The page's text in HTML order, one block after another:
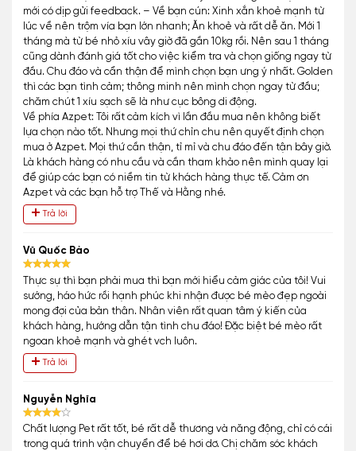
mới có dịp gửi feedback. – Về bạn cún: Xinh xắn khoẻ mạnh từ
lúc về nên trộm vía bạn lớn nhanh; Ăn khoẻ và rất dễ ăn. Mới 1
tháng mà từ bé nhỏ xíu vây giờ đã gần 10kg rồi. Nên sau 1 tháng
cũng dành đánh giá tốt cho việc kiểm tra và chọn giống ngay từ
đầu. Chu đáo và cẩn thận để mình chọn bạn ưng ý nhất. Golden
thì các bạn tình cảm; thông minh nên mình chọn ngay từ đầu;
chăm chút 1 xíu sạch sẽ là như cục bông di động.
Về phía Azpet: Tôi rất cảm kích vì lần đầu mua nên không biết
lựa chọn nào tốt. Nhưng mọi thứ chỉn chu nên quyết định chọn
mua ở Azpet. Mọi thứ cần thận, tỉ mỉ và chu đáo đến tận bây giờ.
Là khách hàng có nhu cầu và cần tham khảo nên mình quay lại
để giúp các bạn có niềm tin từ khách hàng thực tế. Cảm ơn
Azpet và các bạn hỗ trợ Thế và Hằng nhé.
Trả lời
Vũ Quốc Bảo
Thực sự thì bạn phải mua thì bạn mới hiểu cảm giác của tôi! Vui
sướng, háo hức rồi hạnh phúc khi nhận được bé mèo đẹp ngoài
mong đợi của bản thân. Nhân viên rất quan tâm ý kiến của
khách hàng, hướng dẫn tận tình chu đáo! Đặc biệt bé mèo rất
ngoan khoẻ mạnh và ghét vch luôn.
Trả lời
Nguyễn Nghĩa
Chất lượng Pet rất tốt, bé rất dễ thương và năng động, chỉ có cái
trong quá trình vận chuyển để bé hơi dơ. Chị chăm sóc khách